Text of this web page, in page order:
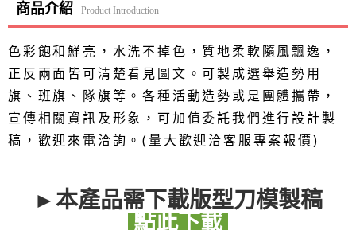
商品介紹 Product Introduction
色彩飽和鮮亮，水洗不掉色，質地柔軟隨風飄逸，
正反兩面皆可清楚看見圖文。可製成選舉造勢用
旗、班旗、隊旗等。各種活動造勢或是團體攜帶，
宣傳相關資訊及形象，可加值委託我們進行設計製
稿，歡迎來電洽詢。(量大歡迎洽客服專案報價)
►本產品需下載版型刀模製稿
點此下載